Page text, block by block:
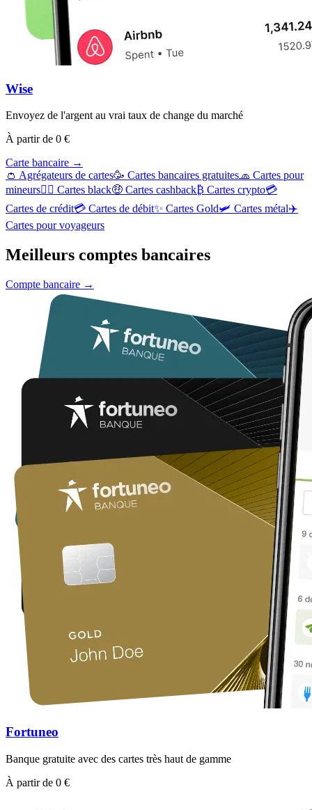
Wise
Envoyez de l'argent au vrai taux de change du marché
À partir de 0 €
Carte bancaire →
👛 Agrégateurs de cartes🥳 Cartes bancaires gratuites🧢 Cartes pour
mineurs👨‍✈️ Cartes black🤑 Cartes cashback₿ Cartes crypto💳
Cartes de crédit💳 Cartes de débit✨ Cartes Gold🛩️ Cartes métal✈️
Cartes pour voyageurs
Meilleurs comptes bancaires
Compte bancaire →
Fortuneo
Banque gratuite avec des cartes très haut de gamme
À partir de 0 €